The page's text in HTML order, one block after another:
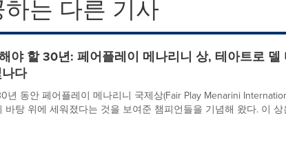
는 다른 기사
야 할 30년: 페어플레이 메나리니 상, 테아트로
다
년 동안 페어플레이 메나리니 국제상(Fair Play Menarini
바탕 위에 세워졌다는 것을 보여준 챔피언들을 기념해 왔다. 이